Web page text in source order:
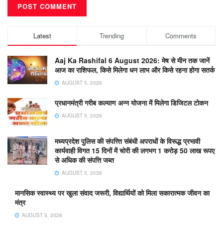
Latest Trending Comments
Aaj Ka Rashifal 6 August 2026: मेष से मीन तक जानें
आज का राशिफल, किसे मिलेगा धन लाभ और किसे रहना होगा सतर्क
AUGUST 5, 2026
प्रधानमंत्री गरीब कल्याण अन्न योजना में मिलेगा डिजिटल टोकन
AUGUST 5, 2026
मध्यप्रदेश पुलिस की संपत्त्ति संबंधी अपराधों के विरूद्ध प्रभावी
कार्यवाही विगत 15 दिनों में चोरी की लगभग 1 करोड़ 50 लाख रूपए
से अधिक की संपत्ति जब्‍त
AUGUST 5, 2026
मानसिक स्वास्थ्य पर खुला संवाद जरूरी, विद्यार्थियों को मिला सकारात्मक जीवन का
मंत्र
AUGUST 5, 2026